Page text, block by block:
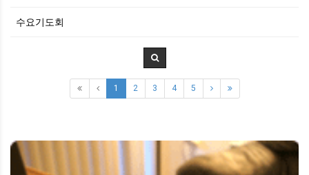
수요기도회
1 2 3 4 5